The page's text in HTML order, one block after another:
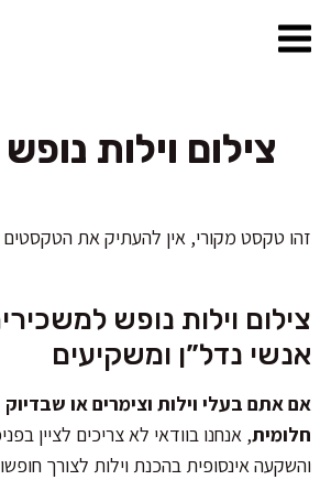
צילום וילות
זהו טקסט מקורי, אין להעתיק את
צילום וילות נופש
אנשי נדל”ן ומשקיעים
אם אתם בעלי וילות וצימרים או
חלומית, אנחנו בוודאי לא צריכים לציין
והשקעה אינסופית בהכנת וילות לצורך